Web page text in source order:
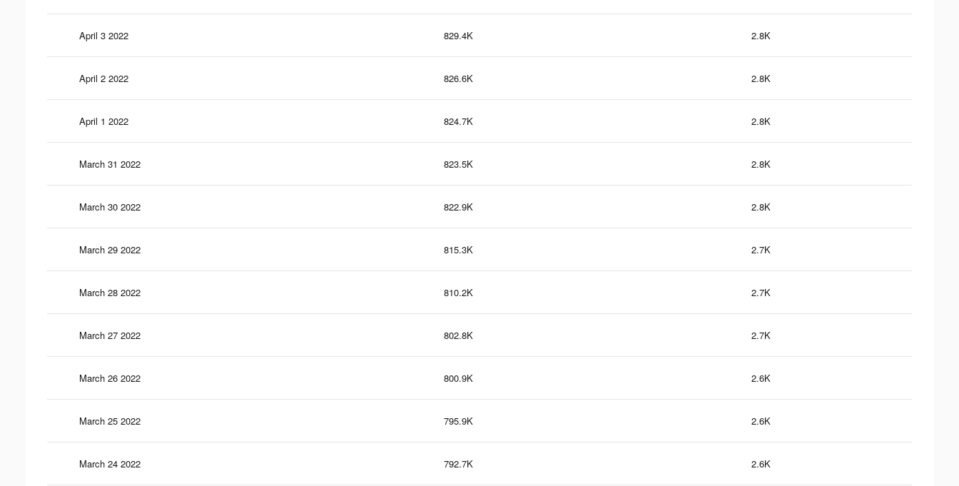
April 3 2022 829.4K 2.8K
April 2 2022 826.6K 2.8K
April 1 2022 824.7K 2.8K
March 31 2022 823.5K 2.8K
March 30 2022 822.9K 2.8K
March 29 2022 815.3K 2.7K
March 28 2022 810.2K 2.7K
March 27 2022 802.8K 2.7K
March 26 2022 800.9K 2.6K
March 25 2022 795.9K 2.6K
March 24 2022 792.7K 2.6K